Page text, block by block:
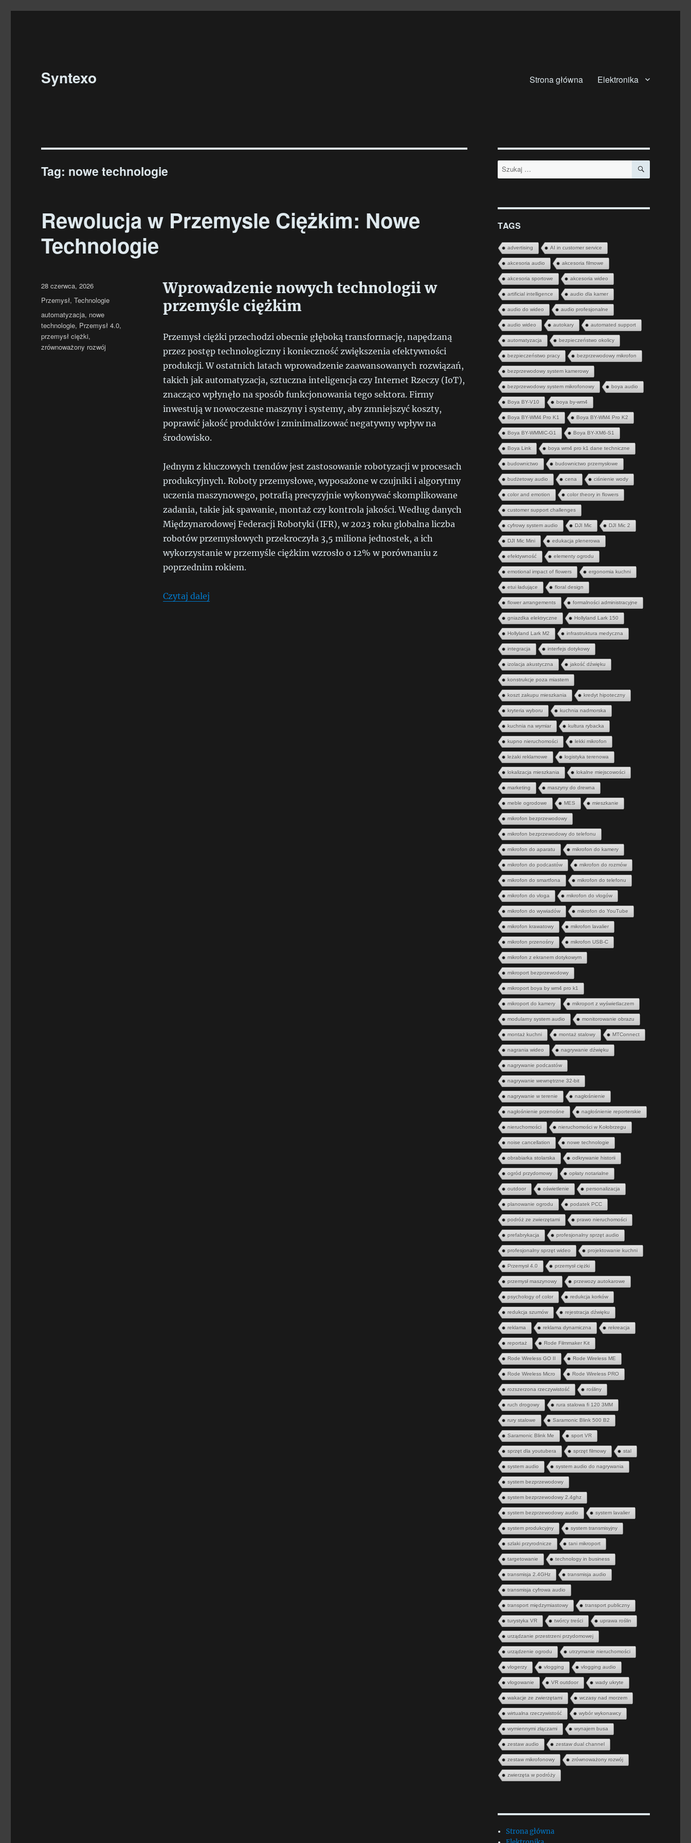
Syntexo Strona główna Elektronika
Tag: nowe technologie
Rewolucja w Przemysle Ciężkim: Nowe
Technologie
Wprowadzenie nowych technologii w
przemyśle ciężkim
Przemysł ciężki przechodzi obecnie głęboką transformację, napędzaną
przez postęp technologiczny i konieczność zwiększenia efektywności
produkcji. W ostatnich latach wprowadzenie zaawansowanych rozwiązań,
takich jak automatyzacja, sztuczna inteligencja czy Internet Rzeczy (IoT),
znacząco wpłynęło na sposób funkcjonowania tego sektora. Firmy
inwestują w nowoczesne maszyny i systemy, aby zmniejszyć koszty,
poprawić jakość produktów i zminimalizować negatywny wpływ na
środowisko.
Jednym z kluczowych trendów jest zastosowanie robotyzacji w procesach
produkcyjnych. Roboty przemysłowe, wyposażone w czujniki i algorytmy
uczenia maszynowego, potrafią precyzyjnie wykonywać skomplikowane
zadania, takie jak spawanie, montaż czy kontrola jakości. Według danych
Międzynarodowej Federacji Robotyki (IFR), w 2023 roku globalna liczba
robotów przemysłowych przekroczyła 3,5 miliona jednostek, a ich
wykorzystanie w przemyśle ciężkim wzrosło o 12% w porównaniu z
poprzednim rokiem.
Czytaj dalej„Rewolucja w Przemysle Ciężkim: Nowe Technologie”
Data
publikacji
28 czerwca, 2026
Kategorie
Przemysł,Technologie
Tagi
automatyzacja, nowe
technologie, Przemysł 4.0,
przemysł ciężki,
zrównoważony rozwój
Szukaj: SZUKAJ
TAGS
advertising AI in customer service
akcesoria audio akcesoria filmowe
akcesoria sportowe akcesoria wideo
artificial intelligence audio dla kamer
audio do wideo audio profesjonalne
audio wideo autokary automated support
automatyzacja bezpieczeństwo okolicy
bezpieczeństwo pracy bezprzewodowy mikrofon
bezprzewodowy system kamerowy
bezprzewodowy system mikrofonowy boya audio
Boya BY-V10 boya by-wm4
Boya BY-WM4 Pro K1 Boya BY-WM4 Pro K2
Boya BY-WMMIC-G1 Boya BY-XM6-S1
Boya Link boya wm4 pro k1 dane techniczne
budownictwo budownictwo przemysłowe
budżetowy audio cena ciśnienie wody
color and emotion color theory in flowers
customer support challenges
cyfrowy system audio DJI Mic DJI Mic 2
DJI Mic Mini edukacja plenerowa
efektywność elementy ogrodu
emotional impact of flowers ergonomia kuchni
etui ładujące floral design
flower arrangements formalności administracyjne
gniazdka elektryczne Hollyland Lark 150
Hollyland Lark M2 infrastruktura medyczna
integracja interfejs dotykowy
izolacja akustyczna jakość dźwięku
konstrukcje poza miastem
koszt zakupu mieszkania kredyt hipoteczny
kryteria wyboru kuchnia nadmorska
kuchnia na wymiar kultura rybacka
kupno nieruchomości lekki mikrofon
leżaki reklamowe logistyka terenowa
lokalizacja mieszkania lokalne miejscowości
marketing maszyny do drewna
meble ogrodowe MES mieszkanie
mikrofon bezprzewodowy
mikrofon bezprzewodowy do telefonu
mikrofon do aparatu mikrofon do kamery
mikrofon do podcastów mikrofon do rozmów
mikrofon do smartfona mikrofon do telefonu
mikrofon do vloga mikrofon do vlogów
mikrofon do wywiadów mikrofon do YouTube
mikrofon krawatowy mikrofon lavalier
mikrofon przenośny mikrofon USB-C
mikrofon z ekranem dotykowym
mikroport bezprzewodowy
mikroport boya by wm4 pro k1
mikroport do kamery mikroport z wyświetlaczem
modularny system audio monitorowanie obrazu
montaż kuchni montaż stalowy MTConnect
nagrania wideo nagrywanie dźwięku
nagrywanie podcastów
nagrywanie wewnętrzne 32-bit
nagrywanie w terenie nagłośnienie
nagłośnienie przenośne nagłośnienie reporterskie
nieruchomości nieruchomości w Kołobrzegu
noise cancellation nowe technologie
obrabiarka stolarska odkrywanie historii
ogród przydomowy opłaty notarialne
outdoor oświetlenie personalizacja
planowanie ogrodu podatek PCC
podróż ze zwierzętami prawo nieruchomości
prefabrykacja profesjonalny sprzęt audio
profesjonalny sprzęt wideo projektowanie kuchni
Przemysł 4.0 przemysł ciężki
przemysł maszynowy przewozy autokarowe
psychology of color redukcja korków
redukcja szumów rejestracja dźwięku
reklama reklama dynamiczna rekreacja
reportaż Rode Filmmaker Kit
Rode Wireless GO II Rode Wireless ME
Rode Wireless Micro Rode Wireless PRO
rozszerzona rzeczywistość rośliny
ruch drogowy rura stalowa fi 120 3MM
rury stalowe Saramonic Blink 500 B2
Saramonic Blink Me sport VR
sprzęt dla youtubera sprzęt filmowy stal
system audio system audio do nagrywania
system bezprzewodowy
system bezprzewodowy 2.4ghz
system bezprzewodowy audio system lavalier
system produkcyjny system transmisyjny
szlaki przyrodnicze tani mikroport
targetowanie technology in business
transmisja 2.4GHz transmisja audio
transmisja cyfrowa audio
transport międzymiastowy transport publiczny
turystyka VR twórcy treści uprawa roślin
urządzanie przestrzeni przydomowej
urządzenie ogrodu utrzymanie nieruchomości
vlogerzy vlogging vlogging audio
vlogowanie VR outdoor wady ukryte
wakacje ze zwierzętami wczasy nad morzem
wirtualna rzeczywistość wybór wykonawcy
wymiennymi złączami wynajem busa
zestaw audio zestaw dual channel
zestaw mikrofonowy zrównoważony rozwój
zwierzęta w podróży
Strona główna